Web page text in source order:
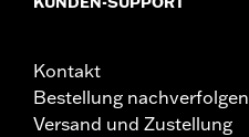
Kontakt
Bestellung nachverfolgen
Versand und Zustellung